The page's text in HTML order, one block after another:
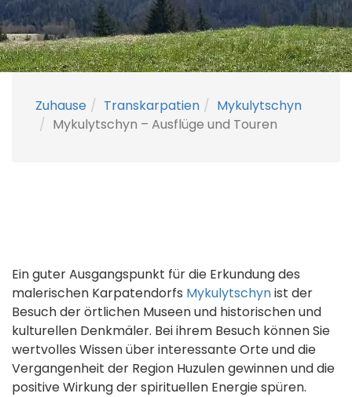
Zuhause Transkarpatien
Mykulytschyn
Mykulytschyn – Ausflüge und Touren
Ein guter Ausgangspunkt für die Erkundung des
malerischen Karpatendorfs Mykulytschynist der
Besuch der örtlichen Museen und historischen und
kulturellen Denkmäler. Bei ihrem Besuch können Sie
wertvolles Wissen über interessante Orte und die
Vergangenheit der Region Huzulen gewinnen und die
positive Wirkung der spirituellen Energie spüren.